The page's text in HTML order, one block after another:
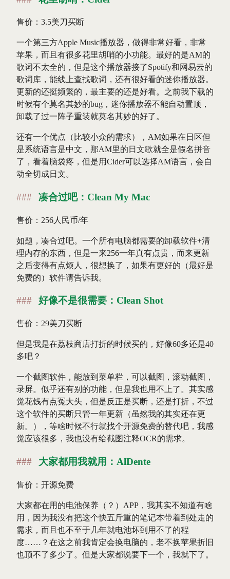
售价：3.5美刀买断
一个第三方Apple Music播放器，做得非常好看，非常
苹果，而且有很多花里胡哨的小功能。最好的是AM的
歌词不太全的，但是这个播放器接了Spotify和网易云的
歌词库，能线上查找歌词，还有很好看的迷你播放器。
更新的还挺频繁的，最主要的还是好看。之前我下载的
时候有个莫名其妙的bug，迷你播放器不能自动置顶，
卸载了过一阵子重装就莫名其妙的好了。
还有一个优点（比较小众的需求），AM如果在日区但
是系统语言是中文，那AM里的日文歌就全是假名拼音
了，看着脑袋疼，但是用Cider可以选择AM语言，会自
动全切成日文。
凑合过吧：Clean My Mac
售价：256人民币/年
如题，凑合过吧。一个所有电脑都需要的卸载软件+清
理内存的东西，但是一来256一年真有点贵，而来更新
之后变得有点烦人，很想换了，如果有更好的（最好是
免费的）软件请告诉我。
好像不是很需要：Clean Shot
售价：29美刀买断
但是我是在荔枝商店打折的时候买的，好像60多还是40
多吧？
一个截图软件，能放到菜单栏，可以截图，滚动截图，
录屏。似乎还有别的功能，但是我也用不上了。其实感
觉花钱有点冤大头，但是反正是买断，还是打折，不过
这个软件的买断只管一年更新（虽然我的其实还在更
新。），等啥时候不行就找个开源免费的替代吧，我感
觉应该很多，我也没有给截图注释OCR的需求。
大家都用我就用：AlDente
售价：开源免费
大家都在用的电池保养（？）APP，我其实不知道有啥
用，因为我没有把这个快五斤重的笔记本带着到处走的
需求，而且也不至于几年就电池坏到用不了的程
度……？在这之前我肯定会换电脑的，老不换苹果折旧
也顶不了多少了。但是大家都说要下一个，我就下了。